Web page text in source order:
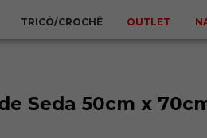
TRICÔ/CROCHÊ OUTLET
Seda 50cm x